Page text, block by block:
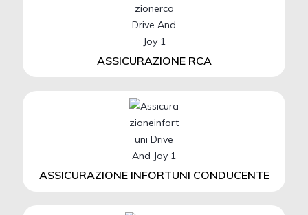
ASSICURAZIONE RCA
ASSICURAZIONE INFORTUNI CONDUCENTE